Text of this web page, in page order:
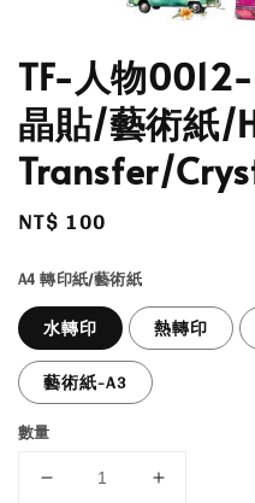
TF-人物
晶貼/藝術紙/
Transfer/
Regular
NT$ 100
A4 轉印紙/藝術紙
水轉印 熱轉印
藝術紙-A3
數量